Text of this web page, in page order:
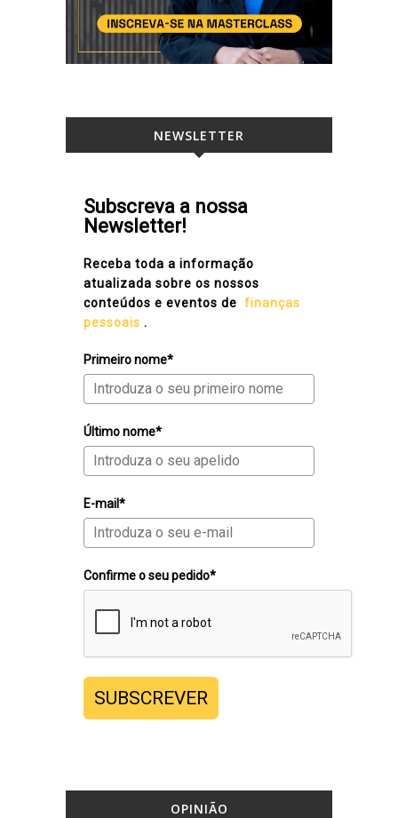
NEWSLETTER
Subscreva a nossa
Newsletter!
Receba toda a informação
atualizada sobre os nossos
conteúdos e eventos de finanças
pessoais .
Primeiro nome*
Último nome*
E-mail*
Confirme o seu pedido*
SUBSCREVER
OPINIÃO